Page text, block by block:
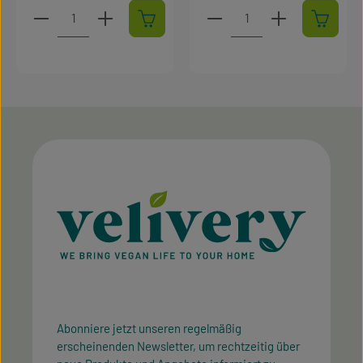
Produkt Anzahl: Gib den gewünschten Wert ein
Produkt Anzahl: Gib
Abonniere jetzt unseren regelmäßig
erscheinenden Newsletter, um rechtzeitig über